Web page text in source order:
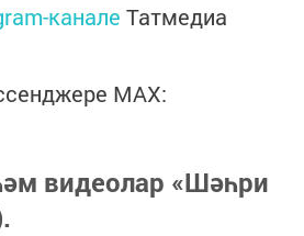
канале Татмедиа
MАХ:
видеолар «Шәһри